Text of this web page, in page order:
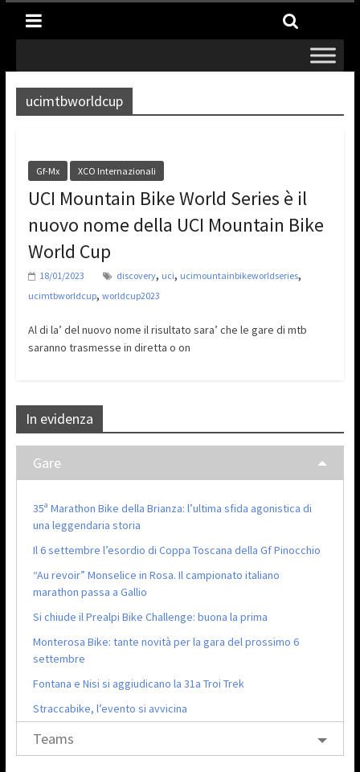
ucimtbworldcup
Gf-Mx XCO Internazionali
UCI Mountain Bike World Series è il
nuovo nome della UCI Mountain Bike
World Cup
18/01/2023 discovery, uci, ucimountainbikeworldseries,
ucimtbworldcup, worldcup2023
Al di la’ del nuovo nome il risultato sara’ che le gare di mtb
saranno trasmesse in diretta o on
In evidenza
Gare
35ª Marathon Bike della Brianza: l’ultima sfida agonistica di
una leggendaria storia
Il 6 settembre l’esordio di Coppa Toscana della Gf Pinocchio
“Au revoir” Monselice in Rosa. Il campionato italiano
marathon passa a Gallio
Si chiude il Prealpi Bike Challenge: buona la prima
Monterosa Bike: tante novità per la gara del prossimo 6
settembre
Fontana e Nisi si aggiudicano la 31a Troi Trek
Straccabike, l’evento si avvicina
Teams